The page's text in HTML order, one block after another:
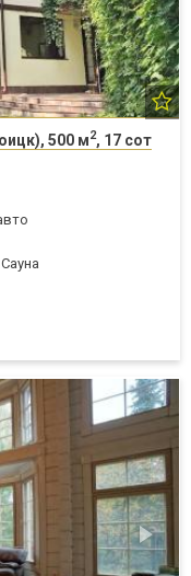
500 м2, 17 сот
Cауна